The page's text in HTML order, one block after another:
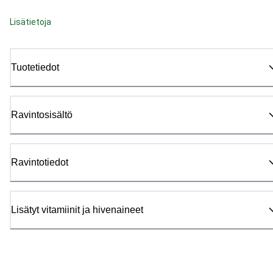
Lisätietoja
Tuotetiedot
Ravintosisältö
Ravintotiedot
Lisätyt vitamiinit ja hivenaineet